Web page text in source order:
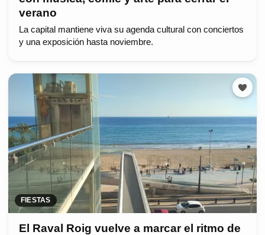
verano
La capital mantiene viva su agenda cultural con conciertos
y una exposición hasta noviembre.
FIESTAS
El Raval Roig vuelve a marcar el ritmo de